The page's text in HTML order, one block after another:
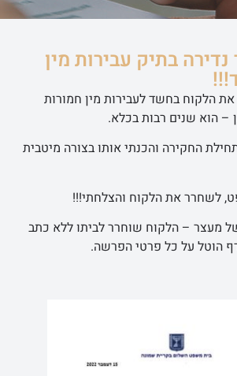
בתיק עבירות מין
את הלקוח בחשד לעבירות מין חמורות
– הוא שנים רבות בכלא.
החקירה והכנתי אותו בצורה מיטבית
לשחרר את הלקוח והצלחתי!!!
מעצר – הלקוח שוחרר לביתו ללא כתב
הוטל על כל פרטי הפרשה.